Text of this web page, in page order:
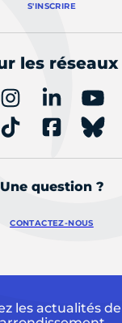
S'INSCRIRE
les réseaux
Une question ?
CONTACTEZ-NOUS
les actualités